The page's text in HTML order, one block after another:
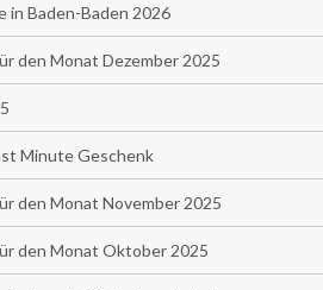
in Baden-Baden 2026
den Monat Dezember 2025
Minute Geschenk
den Monat November 2025
den Monat Oktober 2025